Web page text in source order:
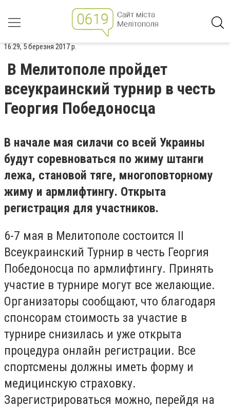
16:29, 5 березня 2017 р.
В Мелитополе пройдет
всеукраинский турнир в честь
Георгия Победоносца
В начале мая силачи со всей Украины
будут соревноваться по жиму штанги
лежа, становой тяге, многоповторному
жиму и армлифтингу. Открыта
регистрация для участников.
6-7 мая в Мелитополе состоится II
Всеукраинский Турнир в честь Георгия
Победоносца по армлифтингу. Принять
участие в турнире могут все желающие.
Организаторы сообщают, что благодаря
спонсорам стоимость за участие в
турнире снизилась и уже открыта
процедура онлайн регистрации. Все
спортсмены должны иметь форму и
медицинскую страховку.
Зарегистрироваться можно, перейдя на